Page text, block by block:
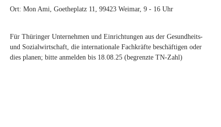
Ort: Mon Ami, Goetheplatz 11, 99423 Weimar, 9 - 16 Uhr
Für Thüringer Unternehmen und Einrichtungen aus der Gesundheits-
und Sozialwirtschaft, die internationale Fachkräfte beschäftigen oder
dies planen; bitte anmelden bis 18.08.25 (begrenzte TN-Zahl)